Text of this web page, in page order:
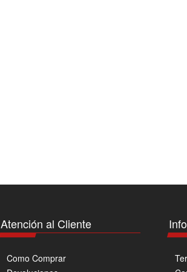
Atención al Cliente
Como Comprar